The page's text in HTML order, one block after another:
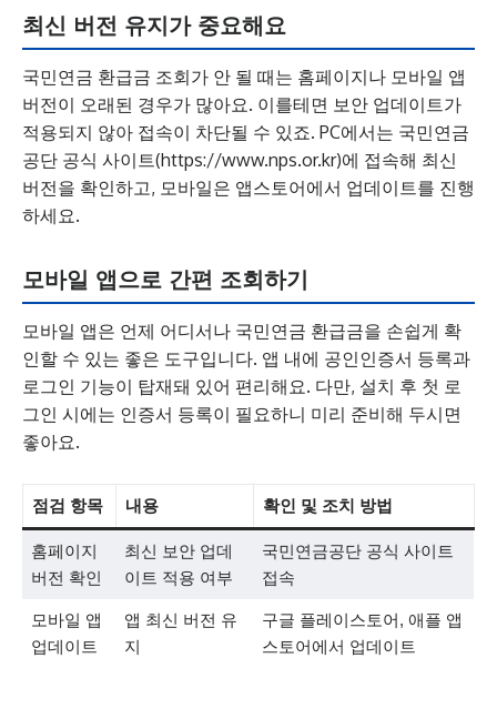
최신 버전 유지가 중요해요
국민연금 환급금 조회가 안 될 때는 홈페이지나 모바일 앱
버전이 오래된 경우가 많아요. 이를테면 보안 업데이트가
적용되지 않아 접속이 차단될 수 있죠. PC에서는 국민연금
공단 공식 사이트(https://www.nps.or.kr)에 접속해 최신
버전을 확인하고, 모바일은 앱스토어에서 업데이트를 진행
하세요.
모바일 앱으로 간편 조회하기
모바일 앱은 언제 어디서나 국민연금 환급금을 손쉽게 확
인할 수 있는 좋은 도구입니다. 앱 내에 공인인증서 등록과
로그인 기능이 탑재돼 있어 편리해요. 다만, 설치 후 첫 로
그인 시에는 인증서 등록이 필요하니 미리 준비해 두시면
좋아요.
점검 항목 내용 확인 및 조치 방법
홈페이지
버전 확인
최신 보안 업데
이트 적용 여부
국민연금공단 공식 사이트
접속
모바일 앱
업데이트
앱 최신 버전 유
지
구글 플레이스토어, 애플 앱
스토어에서 업데이트